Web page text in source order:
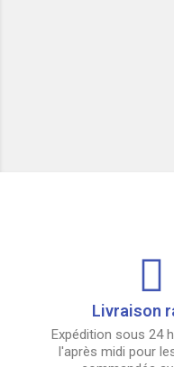
Livraison
Expédition sous 24
l'après midi pour